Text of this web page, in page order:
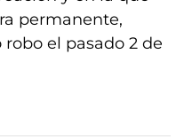
permanente,
el pasado 2 de